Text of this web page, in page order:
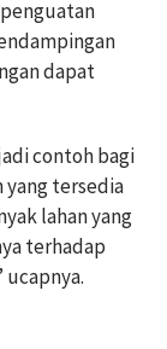
dapat
contoh bagi
yang tersedia
lahan yang
terhadap
ucapnya.